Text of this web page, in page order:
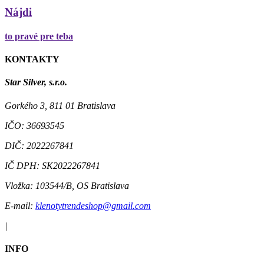
Nájdi
to pravé pre teba
KONTAKTY
Star Silver, s.r.o.
Gorkého 3, 811 01 Bratislava
IČO: 36693545
DIČ: 2022267841
IČ DPH: SK2022267841
Vložka: 103544/B, OS Bratislava
E-mail: klenotytrendeshop@gmail.com
|
INFO